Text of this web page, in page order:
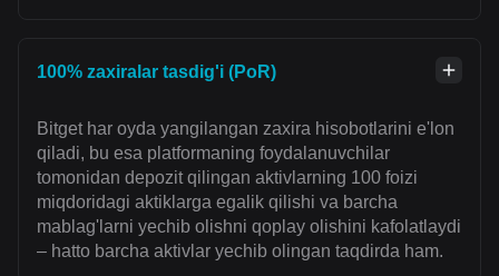
100% zaxiralar tasdig'i (PoR)
Bitget har oyda yangilangan zaxira hisobotlarini e'lon
qiladi, bu esa platformaning foydalanuvchilar
tomonidan depozit qilingan aktivlarning 100 foizi
miqdoridagi aktiklarga egalik qilishi va barcha
mablag'larni yechib olishni qoplay olishini kafolatlaydi
– hatto barcha aktivlar yechib olingan taqdirda ham.